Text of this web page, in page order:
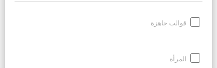
قوالب جاهزة
المرأة